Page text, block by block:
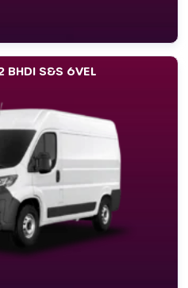
BHDI S&S 6VEL